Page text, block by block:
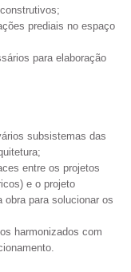
prediais no espaço
para elaboração
subsistemas das
entre os projetos
e o projeto
para solucionar os
harmonizados com